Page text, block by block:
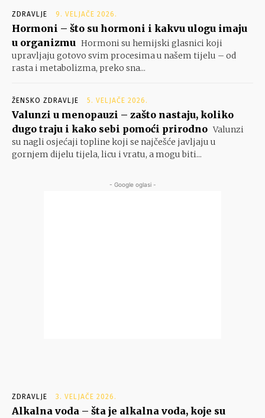
ZDRAVLJE 9. VELJAČE 2026.
Hormoni – što su hormoni i kakvu ulogu imaju
u organizmu Hormoni su hemijski glasnici koji
upravljaju gotovo svim procesima u našem tijelu – od
rasta i metabolizma, preko sna...
ŽENSKO ZDRAVLJE 5. VELJAČE 2026.
Valunzi u menopauzi – zašto nastaju, koliko
dugo traju i kako sebi pomoći prirodno Valunzi
su nagli osjećaji topline koji se najčešće javljaju u
gornjem dijelu tijela, licu i vratu, a mogu biti...
- Google oglasi -
ZDRAVLJE 3. VELJAČE 2026.
Alkalna voda – šta je alkalna voda, koje su